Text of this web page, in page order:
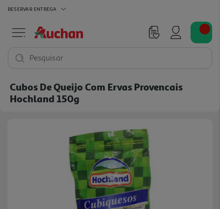
RESERVAR ENTREGA
Pesquisar
Cubos De Queijo Com Ervas Provencais
Hochland 150g